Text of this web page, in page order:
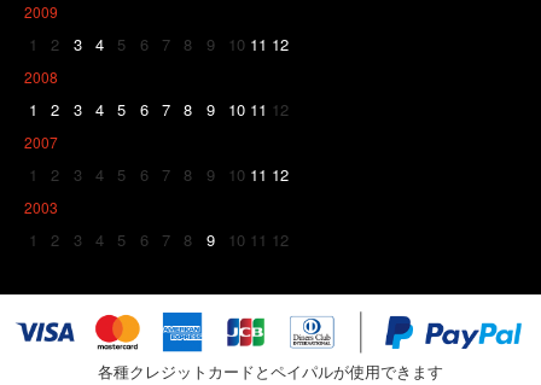
2009
1 2 3 4 5 6 7 8 9 10 11 12
2008
1 2 3 4 5 6 7 8 9 10 11 12
2007
1 2 3 4 5 6 7 8 9 10 11 12
2003
1 2 3 4 5 6 7 8 9 10 11 12
各種クレジットカードとペイパルが使用できます